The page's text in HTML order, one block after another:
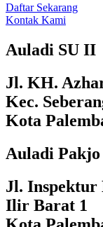
Daftar Sekarang
Kontak Kami
Auladi SU II
Jl. KH.
Kec.
Kota
Auladi Pakjo
Jl. Inspektur
Ilir Barat 1